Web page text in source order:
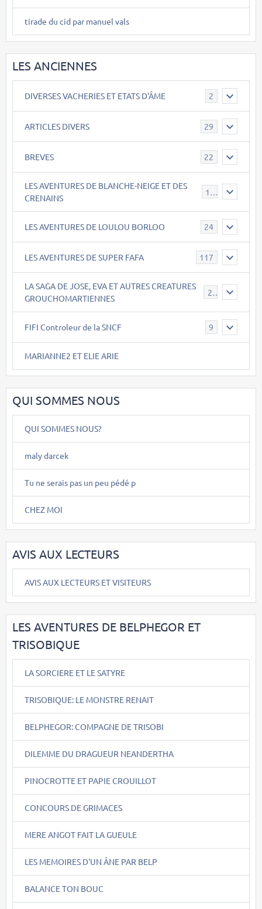
tirade du cid par manuel vals
LES ANCIENNES
DIVERSES VACHERIES ET ETATS D'ÂME 2
ARTICLES DIVERS 29
BREVES 22
LES AVENTURES DE BLANCHE-NEIGE ET DES
CRENAINS
17
LES AVENTURES DE LOULOU BORLOO 24
LES AVENTURES DE SUPER FAFA 117
LA SAGA DE JOSE, EVA ET AUTRES CREATURES
GROUCHOMARTIENNES
26
FIFI Controleur de la SNCF 9
MARIANNE2 ET ELIE ARIE
QUI SOMMES NOUS
QUI SOMMES NOUS?
maly darcek
Tu ne serais pas un peu pédé p
CHEZ MOI
AVIS AUX LECTEURS
AVIS AUX LECTEURS ET VISITEURS
LES AVENTURES DE BELPHEGOR ET
TRISOBIQUE
LA SORCIERE ET LE SATYRE
TRISOBIQUE: LE MONSTRE RENAIT
BELPHEGOR: COMPAGNE DE TRISOBI
DILEMME DU DRAGUEUR NEANDERTHA
PINOCROTTE ET PAPIE CROUILLOT
CONCOURS DE GRIMACES
MERE ANGOT FAIT LA GUEULE
LES MEMOIRES D'UN ÂNE PAR BELP
BALANCE TON BOUC